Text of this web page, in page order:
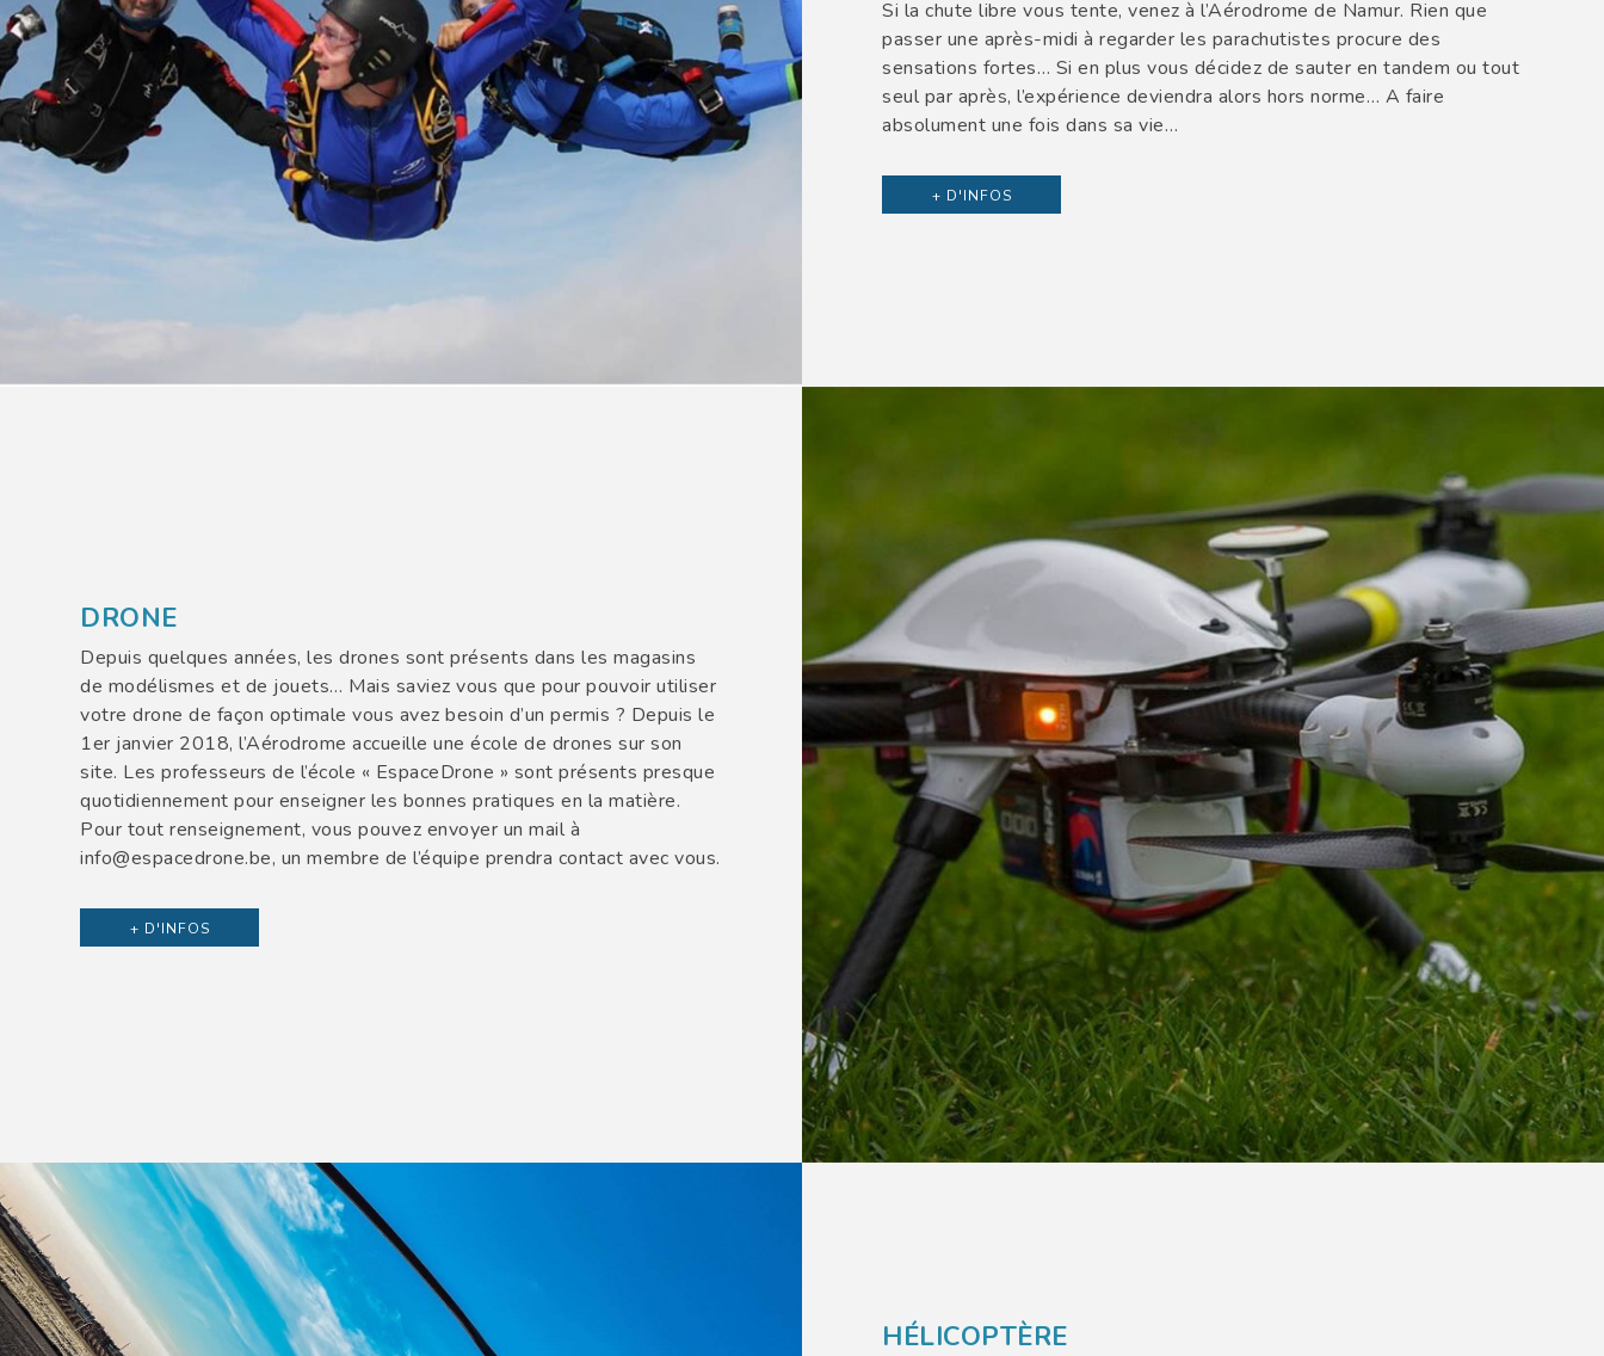
Si la chute libre vous tente, venez à l’Aérodrome de Namur. Rien que
passer une après-midi à regarder les parachutistes procure des
sensations fortes… Si en plus vous décidez de sauter en tandem ou tout
seul par après, l’expérience deviendra alors hors norme… A faire
absolument une fois dans sa vie…
+ D'INFOS
DRONE
Depuis quelques années, les drones sont présents dans les magasins
de modélismes et de jouets… Mais saviez vous que pour pouvoir utiliser
votre drone de façon optimale vous avez besoin d’un permis ? Depuis le
1er janvier 2018, l’Aérodrome accueille une école de drones sur son
site. Les professeurs de l’école « EspaceDrone » sont présents presque
quotidiennement pour enseigner les bonnes pratiques en la matière.
Pour tout renseignement, vous pouvez envoyer un mail à
info@espacedrone.be, un membre de l’équipe prendra contact avec vous.
+ D'INFOS
HÉLICOPTÈRE